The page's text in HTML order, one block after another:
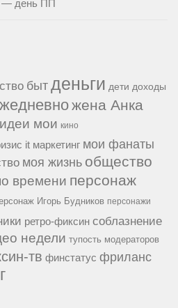
— день ПП
быт деньги дети доходы
жена Анка
идеи мои кино
it маркетинг мои фанаты
моя жизнь общество
времени персонаж
Игорь Будников персонажи
ретро-фиксин соблазнение
недели тупость модераторов
тв финстатус фриланс